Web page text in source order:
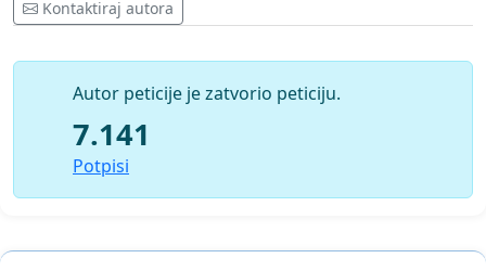
Kontaktiraj autora
Autor peticije je zatvorio peticiju.
7.141
Potpisi